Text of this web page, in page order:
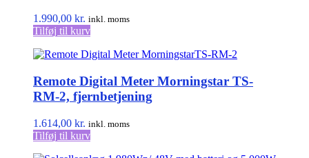
1.990,00 kr. inkl. moms
Tilføj til kurv
Remote Digital Meter Morningstar TS-
RM-2, fjernbetjening
1.614,00 kr. inkl. moms
Tilføj til kurv